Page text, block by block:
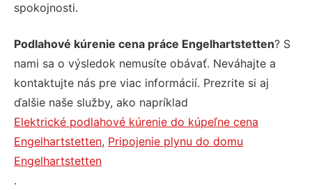
spokojnosti.
Podlahové kúrenie cena práce Engelhartstetten? S
nami sa o výsledok nemusíte obávať. Neváhajte a
kontaktujte nás pre viac informácií. Prezrite si aj
ďalšie naše služby, ako napríklad
Elektrické podlahové kúrenie do kúpeľne cena
Engelhartstetten, Pripojenie plynu do domu
Engelhartstetten
.